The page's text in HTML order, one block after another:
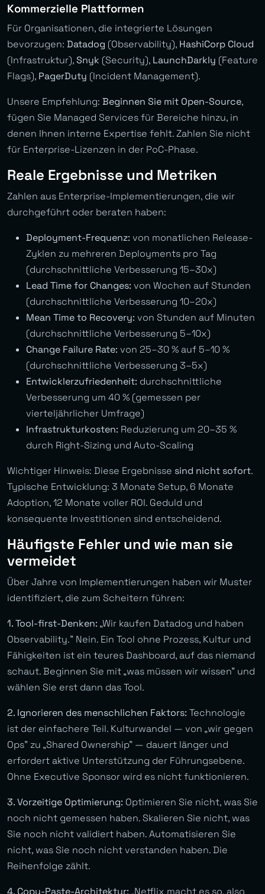
Kommerzielle Plattformen
Für Organisationen, die integrierte Lösungen
bevorzugen: Datadog (Observability), HashiCorp Cloud
(Infrastruktur),Snyk (Security), LaunchDarkly (Feature
Flags), PagerDuty (Incident Management).
Unsere Empfehlung: Beginnen Sie mit Open-Source,
fügen Sie Managed Services für Bereiche hinzu, in
denen Ihnen interne Expertise fehlt. Zahlen Sie nicht
für Enterprise-Lizenzen in der PoC-Phase.
Reale Ergebnisse und Metriken
Zahlen aus Enterprise-Implementierungen, die wir
durchgeführt oder beraten haben:
Deployment-Frequenz: von monatlichen Release-
Zyklen zu mehreren Deployments pro Tag
(durchschnittliche Verbesserung 15–30x)
Lead Time for Changes: von Wochen auf Stunden
(durchschnittliche Verbesserung 10–20x)
Mean Time to Recovery: von Stunden auf Minuten
(durchschnittliche Verbesserung 5–10x)
Change Failure Rate: von 25–30 % auf 5–10 %
(durchschnittliche Verbesserung 3–5x)
Entwicklerzufriedenheit: durchschnittliche
Verbesserung um 40 % (gemessen per
vierteljährlicher Umfrage)
Infrastrukturkosten: Reduzierung um 20–35 %
durch Right-Sizing und Auto-Scaling
Wichtiger Hinweis: Diese Ergebnisse sind nicht sofort.
Typische Entwicklung: 3 Monate Setup, 6 Monate
Adoption, 12 Monate voller ROI. Geduld und
konsequente Investitionen sind entscheidend.
Häufigste Fehler und wie man sie
vermeidet
Über Jahre von Implementierungen haben wir Muster
identifiziert, die zum Scheitern führen:
1. Tool-first-Denken: „Wir kaufen Datadog und haben
Observability.” Nein. Ein Tool ohne Prozess, Kultur und
Fähigkeiten ist ein teures Dashboard, auf das niemand
schaut. Beginnen Sie mit „was müssen wir wissen” und
wählen Sie erst dann das Tool.
2. Ignorieren des menschlichen Faktors: Technologie
ist der einfachere Teil. Kulturwandel — von „wir gegen
Ops” zu „Shared Ownership” — dauert länger und
erfordert aktive Unterstützung der Führungsebene.
Ohne Executive Sponsor wird es nicht funktionieren.
3. Vorzeitige Optimierung: Optimieren Sie nicht, was Sie
noch nicht gemessen haben. Skalieren Sie nicht, was
Sie noch nicht validiert haben. Automatisieren Sie
nicht, was Sie noch nicht verstanden haben. Die
Reihenfolge zählt.
4. Copy-Paste-Architektur: „Netflix macht es so, also